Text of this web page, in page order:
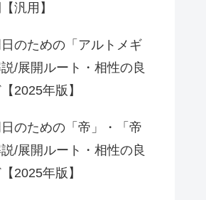
汎用】
日のための「アルトメギ
/展開ルート・相性の良
2025年版】
日のための「帝」・「帝
/展開ルート・相性の良
2025年版】